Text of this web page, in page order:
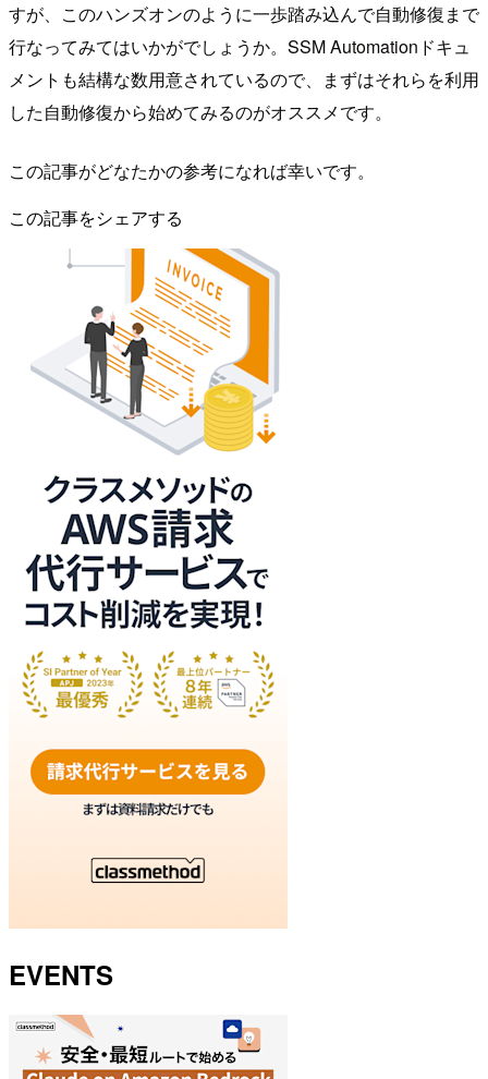
すが、このハンズオンのように一歩踏み込んで自動修復まで
行なってみてはいかがでしょうか。SSM Automationドキュ
メントも結構な数用意されているので、まずはそれらを利用
した自動修復から始めてみるのがオススメです。
この記事がどなたかの参考になれば幸いです。
この記事をシェアする
EVENTS